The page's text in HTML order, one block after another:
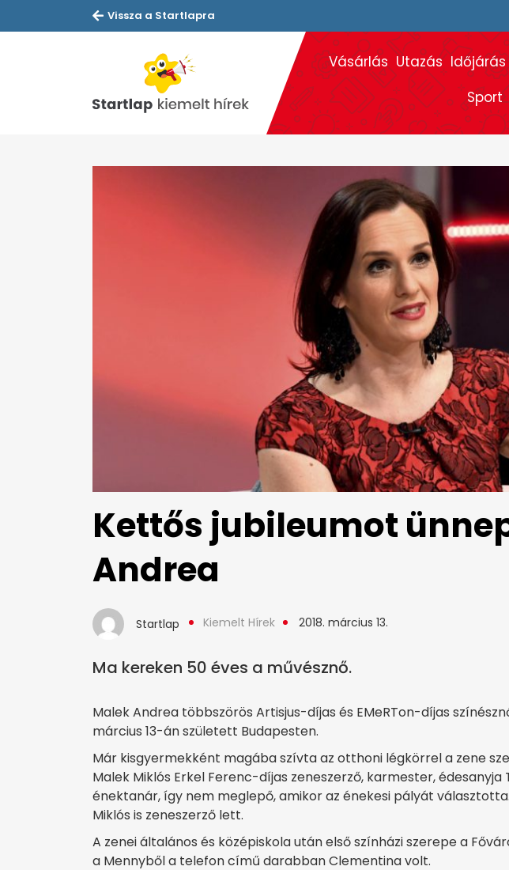
Vissza a Startlapra
Vásárlás Utazás Időjárás
Sport
Kettős jubileumot
Andrea
Startlap Kiemelt Hírek 2018. március 13.
Ma kereken 50 éves a művésznő.
Malek Andrea többszörös Artisjus-díjas és EMeRTon-díjas
március 13-án született Budapesten.
Már kisgyermekként magába szívta az otthoni légkörrel a zene
Malek Miklós Erkel Ferenc-díjas zeneszerző, karmester, édesanyja
énektanár, így nem meglepő, amikor az énekesi pályát
Miklós is zeneszerző lett.
A zenei általános és középiskola után első színházi szerepe a
a Mennyből a telefon című darabban Clementina volt.